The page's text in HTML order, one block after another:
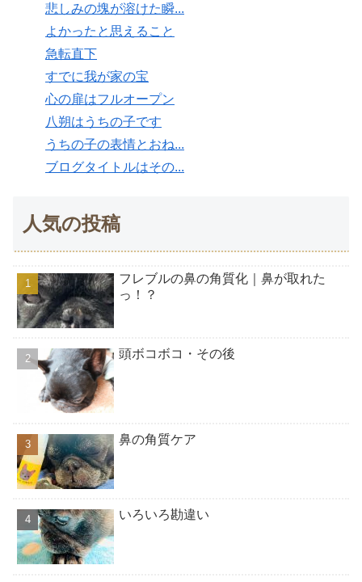
悲しみの塊が溶けた瞬...
よかったと思えること
急転直下
すでに我が家の宝
心の扉はフルオープン
八朔はうちの子です
うちの子の表情とおね...
ブログタイトルはその...
人気の投稿
フレブルの鼻の角質化｜鼻が取れた
っ！？
頭ボコボコ・その後
鼻の角質ケア
いろいろ勘違い